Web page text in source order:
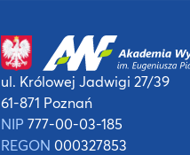
ul. Królowej Jadwigi 27/39
61-871 Poznań
NIP 777-00-03-185
REGON 000327853